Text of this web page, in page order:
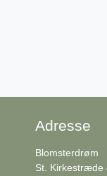
Adresse
Blomsterdrøm
St. Kirkestræde